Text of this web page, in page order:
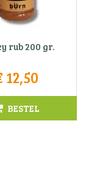
rub 200 gr.
12,50
BESTEL